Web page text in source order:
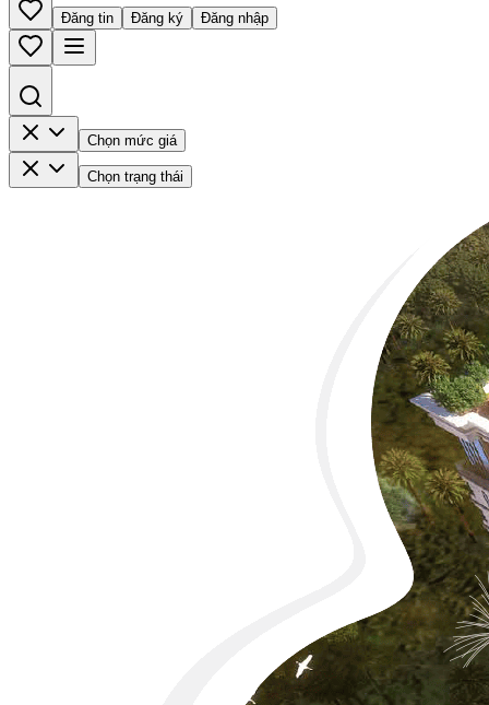
Đăng tin Đăng ký Đăng nhập
Chọn mức giá
Chọn trạng thái